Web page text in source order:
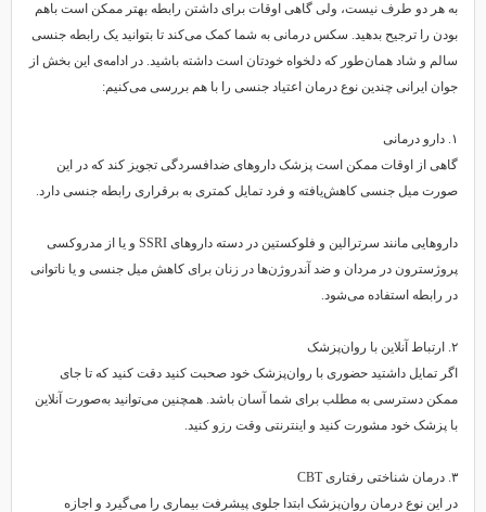
به هر دو طرف نیست، ولی گاهی اوقات برای داشتن رابطه بهتر ممکن است باهم
بودن را ترجیح بدهید. سکس درمانی به شما کمک می‌کند تا بتوانید یک رابطه جنسی
سالم و شاد همان‌طور که دلخواه خودتان است داشته باشید. در ادامه‌ی این بخش از
جوان ایرانی چندین نوع درمان اعتیاد جنسی را با هم بررسی می‌کنیم:
۱. دارو درمانی
گاهی از اوقات ممکن است پزشک داروهای ضدافسردگی تجویز کند که در این
صورت میل جنسی کاهش‌یافته و فرد تمایل کمتری به برقراری رابطه جنسی دارد.
داروهایی مانند سرترالین و فلوکستین در دسته داروهای SSRI و یا از مدروکسی
پروژسترون در مردان و ضد آندروژن‌ها در زنان برای کاهش میل جنسی و یا ناتوانی
در رابطه استفاده می‌شود.
۲. ارتباط آنلاین با روان‌پزشک
اگر تمایل داشتید حضوری با روان‌پزشک خود صحبت کنید دقت کنید که تا جای
ممکن دسترسی به مطلب برای شما آسان باشد. همچنین می‌توانید به‌صورت آنلاین
با پزشک خود مشورت کنید و اینترنتی وقت رزو کنید.
۳. درمان شناختی رفتاری CBT
در این نوع درمان روان‌پزشک ابتدا جلوی پیشرفت بیماری را می‌گیرد و اجازه